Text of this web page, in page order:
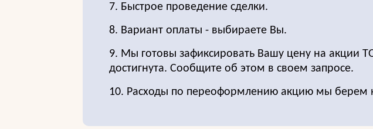
7. Быстрое проведение сделки.
8. Вариант оплаты - выбираете Вы.
9. Мы готовы зафиксировать Вашу цену на акции
достигнута. Сообщите об этом в своем запросе.
10. Расходы по переоформлению акцию мы берем